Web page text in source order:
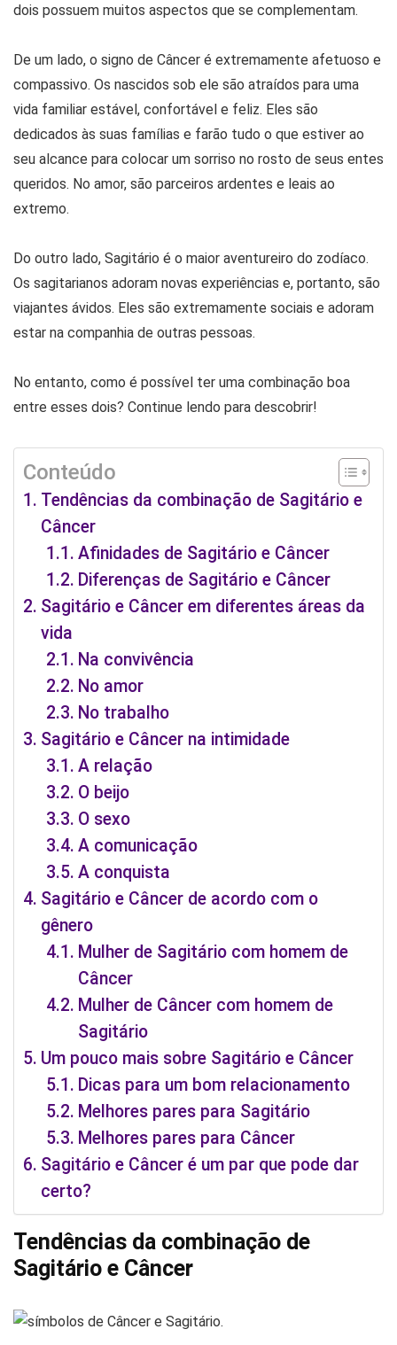
dois possuem muitos aspectos que se complementam.
De um lado, o signo de Câncer é extremamente afetuoso e
compassivo. Os nascidos sob ele são atraídos para uma
vida familiar estável, confortável e feliz. Eles são
dedicados às suas famílias e farão tudo o que estiver ao
seu alcance para colocar um sorriso no rosto de seus entes
queridos. No amor, são parceiros ardentes e leais ao
extremo.
Do outro lado, Sagitário é o maior aventureiro do zodíaco.
Os sagitarianos adoram novas experiências e, portanto, são
viajantes ávidos. Eles são extremamente sociais e adoram
estar na companhia de outras pessoas.
No entanto, como é possível ter uma combinação boa
entre esses dois? Continue lendo para descobrir!
Conteúdo
Tendências da combinação de Sagitário e
Câncer
Afinidades de Sagitário e Câncer
Diferenças de Sagitário e Câncer
Sagitário e Câncer em diferentes áreas da
vida
Na convivência
No amor
No trabalho
Sagitário e Câncer na intimidade
A relação
O beijo
O sexo
A comunicação
A conquista
Sagitário e Câncer de acordo com o
gênero
Mulher de Sagitário com homem de
Câncer
Mulher de Câncer com homem de
Sagitário
Um pouco mais sobre Sagitário e Câncer
Dicas para um bom relacionamento
Melhores pares para Sagitário
Melhores pares para Câncer
Sagitário e Câncer é um par que pode dar
certo?
Tendências da combinação de
Sagitário e Câncer